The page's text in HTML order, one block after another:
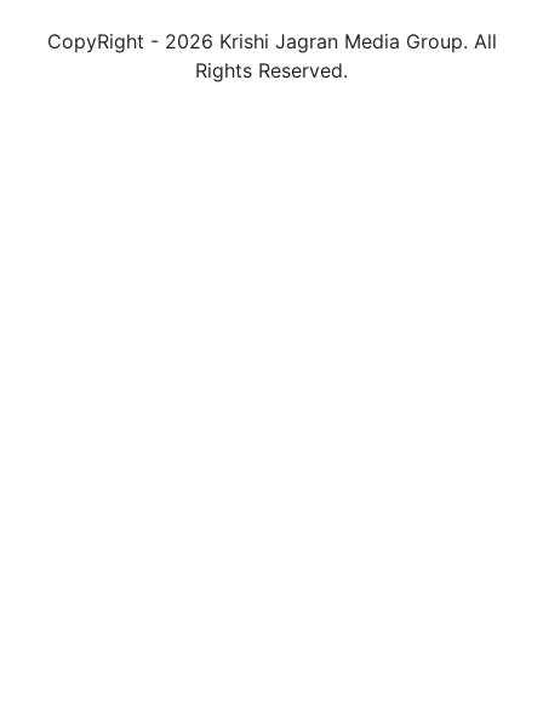
CopyRight - 2026 Krishi Jagran Media Group. All
Rights Reserved.